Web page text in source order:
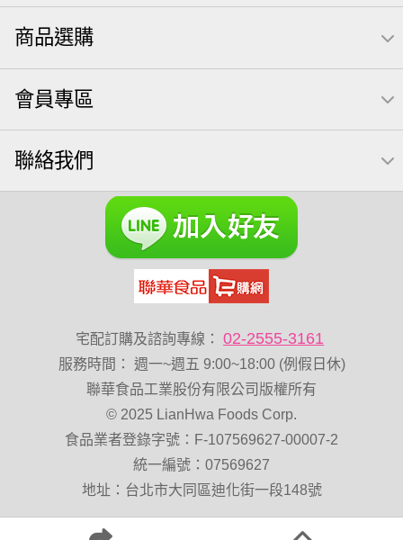
萬歲牌; 堅果 荷卡 芋頭 三角壽司海苔
【萬歲牌】每日堅果系列
三角飯糰 icash 元本山 無調味綜合果
無糖 堅果飲
萬歲牌 米果 桶裝堅果 果乾 芝麻 禮盒
芥末 可樂果
蜜汁腰果 夏威夷 元氣什穀堅果飲 萬歲牌小魚
萬歲開心果 脆烤 小包裝
開心果 萬歲牌 海苔 芥末味 全聯 堅果禮盒
萬歲牌 蔓越莓 榛果
小魚乾 穀物棒 波浪脆 能量 中秋禮盒 味付
寶咖咖 15g 全聯 海苔細 無添加
乳清 萬歲牌-堅穀力 低溫烘焙
總匯點心 飯卷專用海苔
盛香珍 堅果 萬歲牌 堅果補給隨行包33公克44 包
商品選購
會員專區
聯絡我們
宅配訂購及諮詢專線： 02-2555-3161
服務時間 ：
週一~週五 9:00~18:00 (例假日休)
聯華食品工業股份有限公司版權所有
© 2025 LianHwa Foods Corp.
食品業者登錄字號：F-107569627-00007-2
統一編號：07569627
地址：台北市大同區迪化街一段148號